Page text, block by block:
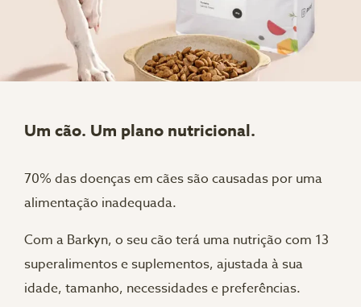
Um cão. Um plano nutricional.
70% das doenças em cães são causadas por uma
alimentação inadequada.
Com a Barkyn, o seu cão terá uma nutrição com 13
superalimentos e suplementos, ajustada à sua
idade, tamanho, necessidades e preferências.